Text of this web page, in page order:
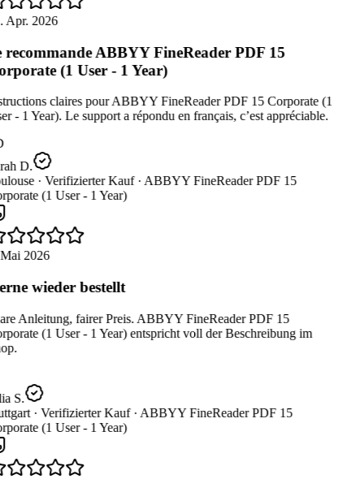
Apr. 2026
recommande ABBYY FineReader PDF 15
(1 User - 1 Year)
claires pour ABBYY FineReader PDF 15 Corporate (1
- 1 Year). Le support a répondu en français, c’est appréciable.
D.
· Verifizierter Kauf ·ABBYY FineReader PDF 15
(1 User - 1 Year)
2026
wieder bestellt
Anleitung, fairer Preis. ABBYY FineReader PDF 15
(1 User - 1 Year) entspricht voll der Beschreibung im
S.
· Verifizierter Kauf ·ABBYY FineReader PDF 15
(1 User - 1 Year)